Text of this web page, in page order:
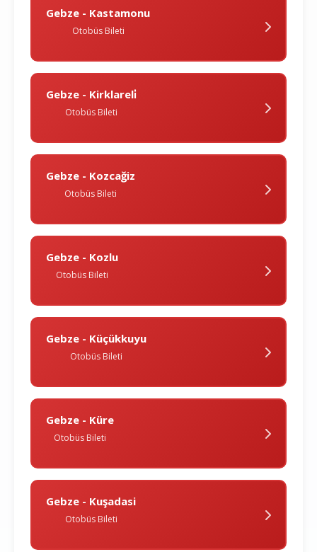
Gebze - Kastamonu
Otobüs Bileti
Gebze - Kirklareli̇
Otobüs Bileti
Gebze - Kozcağiz
Otobüs Bileti
Gebze - Kozlu
Otobüs Bileti
Gebze - Küçükkuyu
Otobüs Bileti
Gebze - Küre
Otobüs Bileti
Gebze - Kuşadasi
Otobüs Bileti